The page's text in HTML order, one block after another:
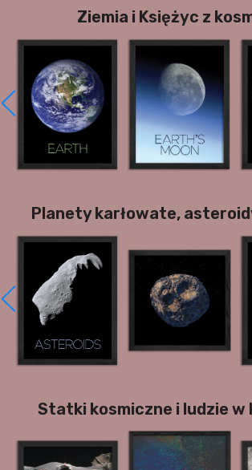
Ziemia i Księżyc z
Planety karłowate,
Statki kosmiczne i ludzie w